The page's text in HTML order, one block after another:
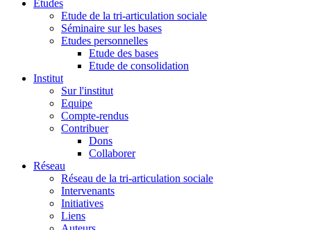
Etudes
Etude de la tri-articulation sociale
Séminaire sur les bases
Etudes personnelles
Etude des bases
Etude de consolidation
Institut
Sur l'institut
Equipe
Compte-rendus
Contribuer
Dons
Collaborer
Réseau
Réseau de la tri-articulation sociale
Intervenants
Initiatives
Liens